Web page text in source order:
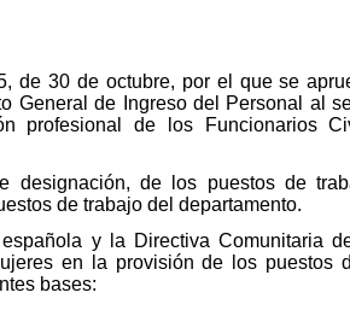
de 30 de octubre, por el que se
General de Ingreso del Personal al
profesional de los Funcionarios
designación, de los puestos de
de trabajo del departamento.
y la Directiva Comunitaria
en la provisión de los puestos
bases: